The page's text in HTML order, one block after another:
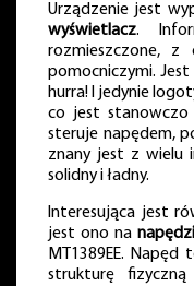
Urządzenie jest
wyświetlacz.
rozmieszczone, z
pomocniczymi.
hurra! I jedynie
co jest stanowczo
steruje napędem,
znany jest z wielu
solidny i ładny.
Interesująca jest
jest ono na
MT1389EE.
strukturę